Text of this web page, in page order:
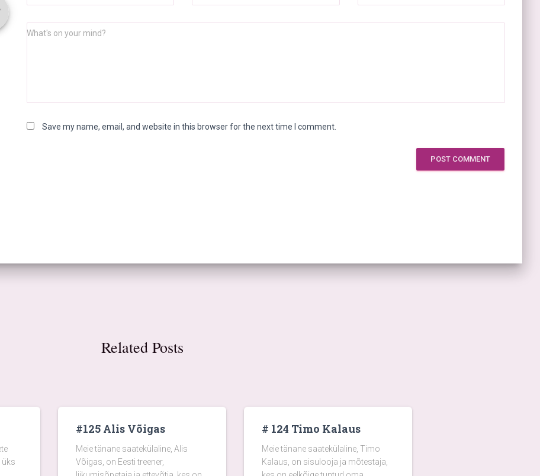
What's on your mind?
Save my name, email, and website in this browser for the next time I comment.
Related Posts
üks
#125 Alis Võigas
Meie tänane saatekülaline, Alis
Võigas, on Eesti treener,
# 124 Timo Kalaus
Meie tänane saatekülaline, Timo
Kalaus, on sisulooja ja mõtestaja,